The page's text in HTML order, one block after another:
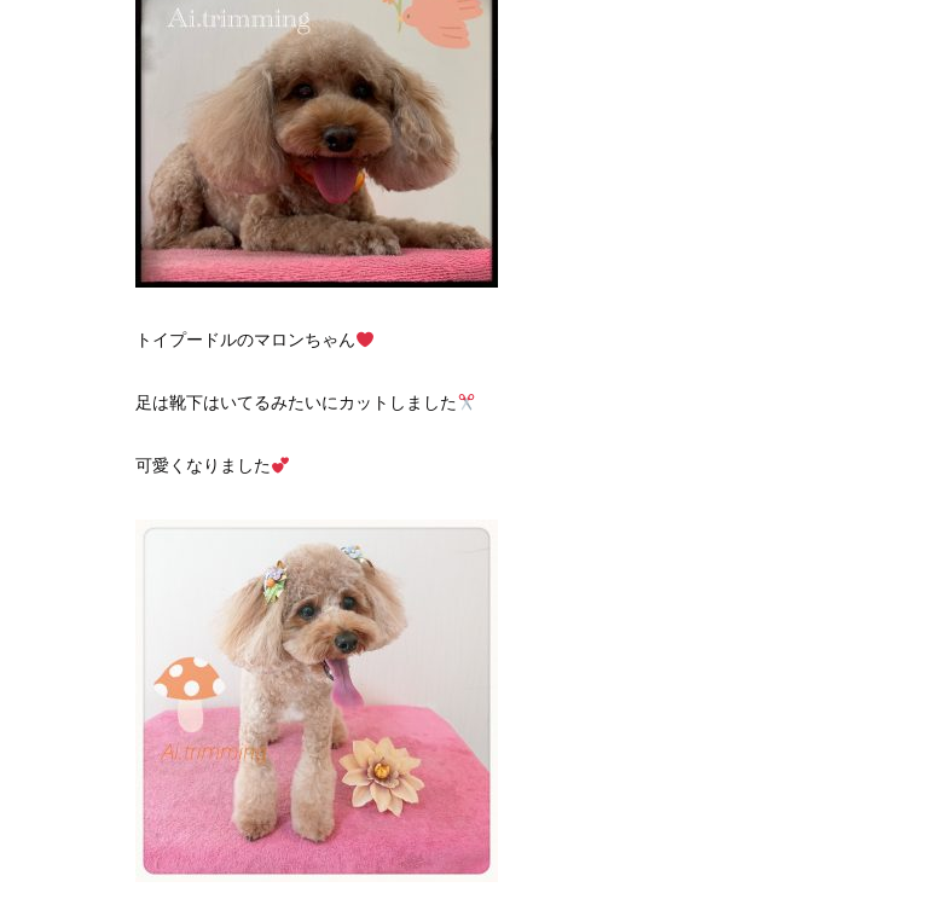
トイプードルのマロンちゃん
足は靴下はいてるみたいにカットしました
可愛くなりました